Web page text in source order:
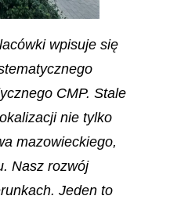
wpisuje się
CMP. Stale
nie tylko
mazowieckiego,
Nasz rozwój
Jeden to